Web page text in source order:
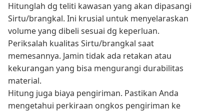
Hitunglah dg teliti kawasan yang akan dipasangi
Sirtu/brangkal. Ini krusial untuk menyelaraskan
volume yang dibeli sesuai dg keperluan.
Periksalah kualitas Sirtu/brangkal saat
memesannya. Jamin tidak ada retakan atau
kekurangan yang bisa mengurangi durabilitas
material.
Hitung juga biaya pengiriman. Pastikan Anda
mengetahui perkiraan ongkos pengiriman ke